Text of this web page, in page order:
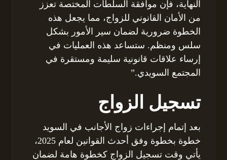
النهاية، فإن موافقة السلطات المختصة تعزز
من الأمان القانوني للزواج، مما يجعل هذه
الخطوة ضرورية لضمان سير الأمور بشكل
سلس ومنظم. ستساعد هذه العمليات في
إرساء علاقات قانونية سليمة ومستقرة في
المجتمع السويدي.”
تسجيل الزواج
بعد إتمام إجراءات زواج الأجانب في السويد
خطوة بخطوة وفق أحدث القوانين لعام 2025،
يأتي وقت تسجيل الزواج كخطوة هامة لضمان